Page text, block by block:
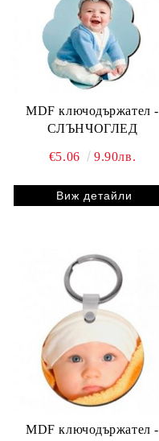
MDF ключодържател -
СЛЪНЧОГЛЕД
€5.06 9.90лв.
Виж детайли
MDF ключодържател -